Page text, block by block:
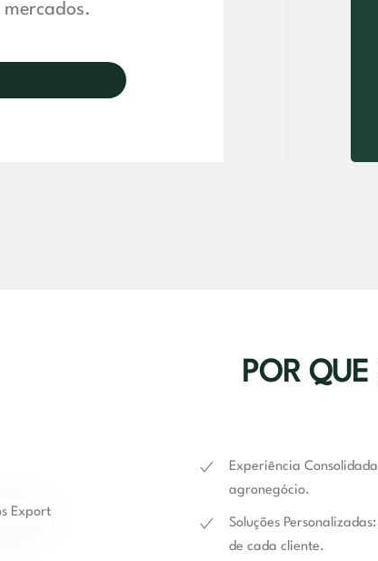
POR
Experiência Consolidada
agronegócio.
Soluções Personalizadas
de cada cliente.